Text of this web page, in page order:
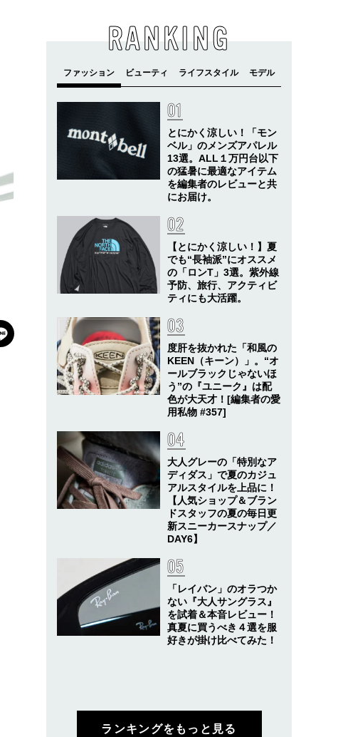
RANKING
とにかく涼しい！「モン
ベル」のメンズアパレル
13選。ALL１万円台以下
の猛暑に最適なアイテム
を編集者のレビューと共
にお届け。
【とにかく涼しい！】夏
でも“長袖派”にオススメ
の「ロンT」3選。紫外線
予防、旅行、アクティビ
ティにも大活躍。
度肝を抜かれた「和風の
KEEN（キーン）」。“オ
ールブラックじゃないほ
う”の『ユニーク』は配
色が大天才！[編集者の愛
用私物 #357]
大人グレーの「特別なア
ディダス」で夏のカジュ
アルスタイルを上品に！
【人気ショップ＆ブラン
ドスタッフの夏の毎日更
新スニーカースナップ／
DAY6】
「レイバン」のオラつか
ない『大人サングラス』
を試着＆本音レビュー！
真夏に買うべき４選を服
好きが掛け比べてみた！
ランキングをもっと見る